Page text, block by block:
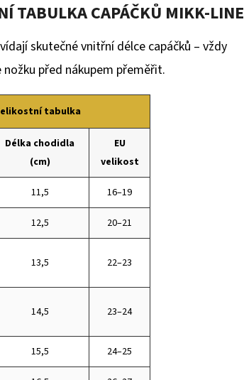
TABULKA CAPÁČKŮ MIKK-LINE
skutečné vnitřní délce capáčků – vždy
před nákupem přeměřit.
tabulka
Délka chodidla
(cm)
EU
velikost
11,5 16–19
12,5 20–21
13,5 22–23
14,5 23–24
15,5 24–25